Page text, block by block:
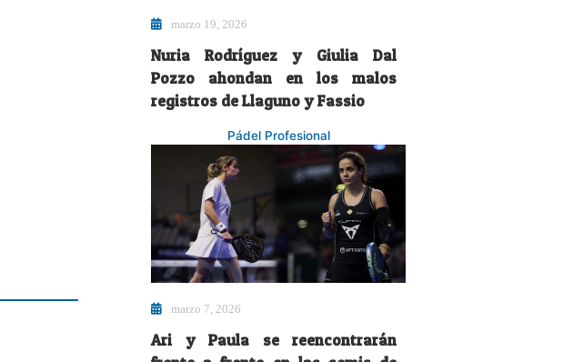
marzo 19, 2026
Nuria Rodríguez y Giulia Dal
Pozzo ahondan en los malos
registros de Llaguno y Fassio
Pádel Profesional
marzo 7, 2026
Ari y Paula se reencontrarán